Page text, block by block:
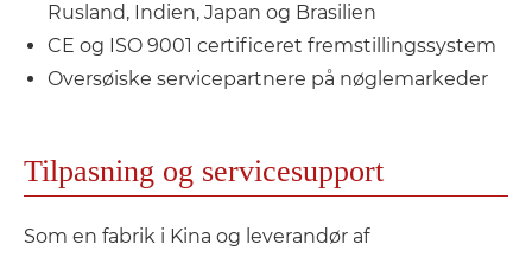
Rusland, Indien, Japan og Brasilien
CE og ISO 9001 certificeret fremstillingssystem
Oversøiske servicepartnere på nøglemarkeder
Tilpasning og servicesupport
Som en fabrik i Kina og leverandør af